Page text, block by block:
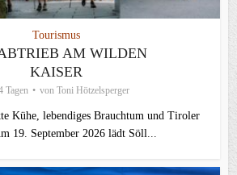
Tourismus
AM WILDEN
KAISER
Tagen von Toni Hötzelsperger
Kühe, lebendiges Brauchtum und Tiroler
19. September 2026 lädt Söll...